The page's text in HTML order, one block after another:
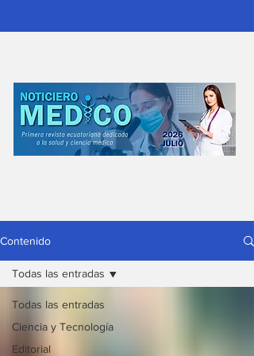
Contenido
Todas las entradas
Ciencia y Tecnología
Editorial
Todas las entradas